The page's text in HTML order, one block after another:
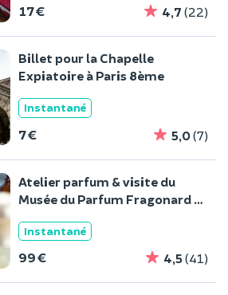
17 € 4,7 (22)
Billet pour la Chapelle
Expiatoire à Paris 8ème
Instantané
7 € 5,0(7)
Atelier parfum & visite du
Musée du Parfum Fragonard à
Instantané
99 € 4,5(41)